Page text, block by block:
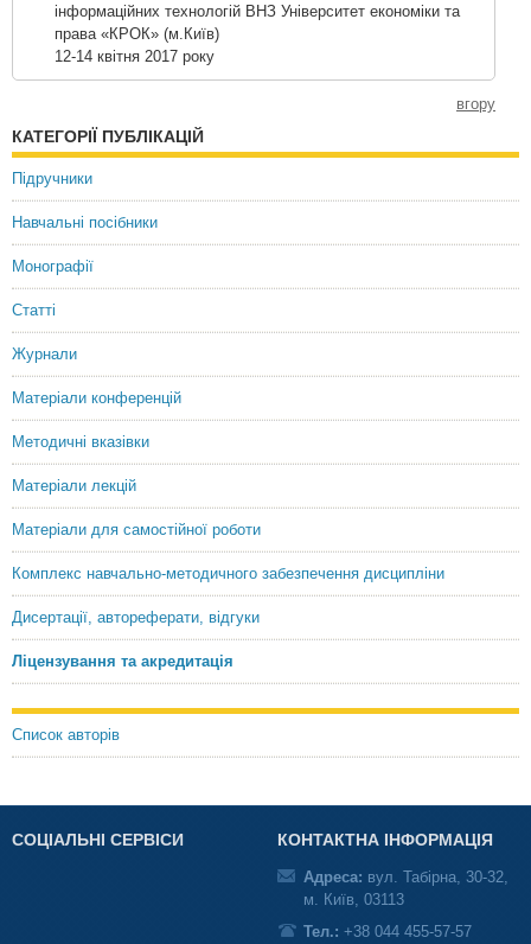
інформаційних технологій ВНЗ Університет економіки та
права «КРОК» (м.Київ)
12-14 квітня 2017 року
вгору
КАТЕГОРІЇ ПУБЛІКАЦІЙ
Підручники
Навчальні посібники
Монографії
Статті
Журнали
Матеріали конференцій
Методичні вказівки
Матеріали лекцій
Матеріали для самостійної роботи
Комплекс навчально-методичного забезпечення дисципліни
Дисертації, автореферати, відгуки
Ліцензування та акредитація
Список авторів
СОЦІАЛЬНІ СЕРВІСИ КОНТАКТНА ІНФОРМАЦІЯ
Адреса: вул. Табірна, 30-32,
м. Київ, 03113
Тел.: +38 044 455-57-57